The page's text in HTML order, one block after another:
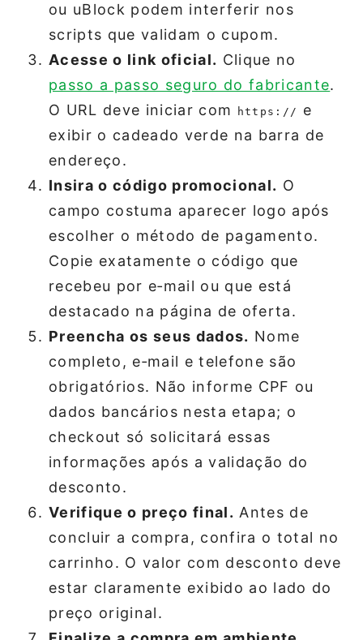
ou uBlock podem interferir nos
scripts que validam o cupom.
Acesse o link oficial. Clique no
passo a passo seguro do fabricante.
O URL deve iniciar com
https://
e
exibir o cadeado verde na barra de
endereço.
Insira o código promocional. O
campo costuma aparecer logo após
escolher o método de pagamento.
Copie exatamente o código que
recebeu por e‑mail ou que está
destacado na página de oferta.
Preencha os seus dados. Nome
completo, e‑mail e telefone são
obrigatórios. Não informe CPF ou
dados bancários nesta etapa; o
checkout só solicitará essas
informações após a validação do
desconto.
Verifique o preço final. Antes de
concluir a compra, confira o total no
carrinho. O valor com desconto deve
estar claramente exibido ao lado do
preço original.